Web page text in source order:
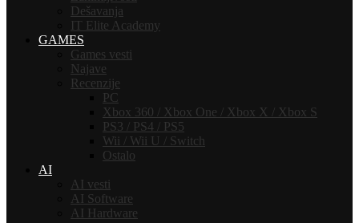
Dešavanja
IT Elite Academy
GAMES
Games vesti
Najave
Recenzije
PC
Xbox 360 / Xbox One / Xbox X / Xbox S
PS3 / PS4 / PS5
Wii / Wii U / Switch
Ostalo
AI
AI vesti
AI Software
AI Hardware